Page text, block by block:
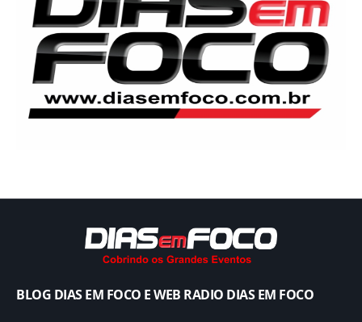
BLOG DIAS EM FOCO E WEB RADIO DIAS EM FOCO